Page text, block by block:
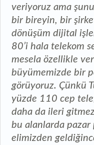
veriyoruz ama
bir bireyin, bir
dönüşüm dijital
80’i hala telekom
mesela özellikle
büyümemizde bir
görüyoruz. Çünkü
yüzde 110 cep
daha da ileri
bu alanlarda pazar
elimizden